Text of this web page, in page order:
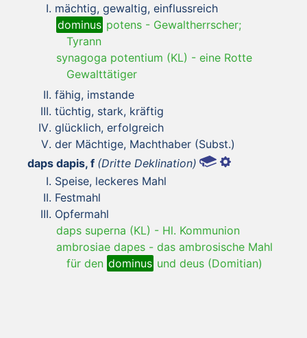
mächtig, gewaltig, einflussreich
dominus potens - Gewaltherrscher;
Tyrann
synagoga potentium (KL) - eine Rotte
Gewalttätiger
fähig, imstande
tüchtig, stark, kräftig
glücklich, erfolgreich
der Mächtige, Machthaber (Subst.)
daps dapis, f (Dritte Deklination)
Speise, leckeres Mahl
Festmahl
Opfermahl
daps superna (KL) - Hl. Kommunion
ambrosiae dapes - das ambrosische Mahl
für den dominus und deus (Domitian)